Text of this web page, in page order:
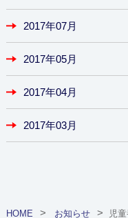
2017年07月
2017年05月
2017年04月
2017年03月
HOME お知らせ 児